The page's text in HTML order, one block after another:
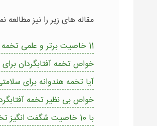
مقاله های زیر را نیز مطالعه
11 خاصیت برتر و علمی تخمه کدو تنبل
خواص تخمه آفتابگردان
آیا تخمه هندوانه برای
خواص بی نظیر تخمه
با 10 خاصیت شگفت انگیز تخمه کدو آشنا شوید| خواص تخم کدو